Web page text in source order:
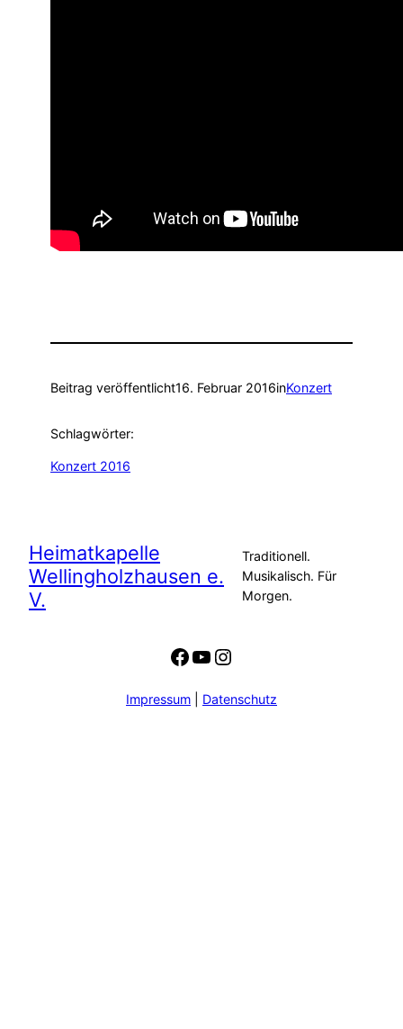
Beitrag veröffentlicht16. Februar 2016inKonzert
Schlagwörter:
Konzert 2016
Heimatkapelle
Wellingholzhausen e.
V.
Traditionell.
Musikalisch. Für
Morgen.
Facebook
YouTube
Instagram
Impressum Datenschutz